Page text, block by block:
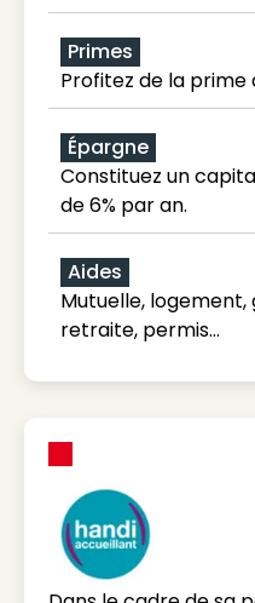
Primes
Profitez de la
Épargne
Constituez un
de 6% par an.
Aides
Mutuelle, logement,
retraite, permis…